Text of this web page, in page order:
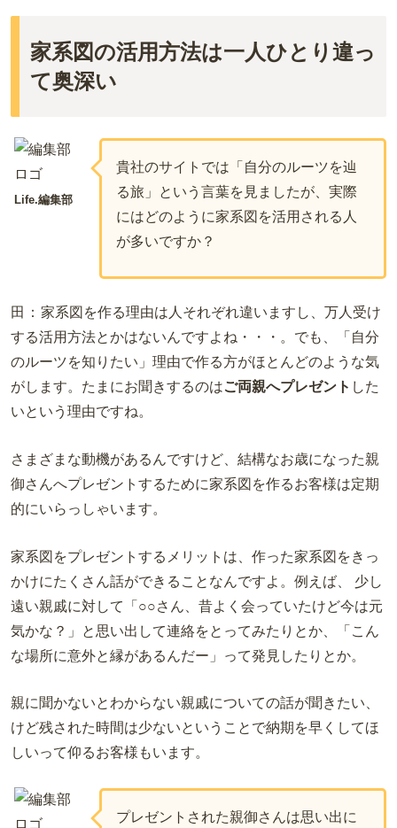
家系図の活用方法は一人ひとり違っ
て奥深い
Life.編集部
貴社のサイトでは「自分のルーツを辿
る旅」という言葉を見ましたが、実際
にはどのように家系図を活用される人
が多いですか？
田： 家系図を作る理由は人それぞれ違いますし、万人受け
する活用方法とかはないんですよね・・・。でも、「自分
のルーツを知りたい」理由で作る方がほとんどのような気
がします。たまにお聞きするのはご両親へプレゼント した
いという理由ですね。
さまざまな動機があるんですけど、結構なお歳になった親
御さんへプレゼントするために家系図を作るお客様は定期
的にいらっしゃいます。
家系図をプレゼントするメリットは、作った家系図をきっ
かけにたくさん話ができることなんですよ。例えば、 少し
遠い親戚に対して「 ○○さん、昔よく会っていたけど今は元
気かな？」と思い出して連絡をとってみたりとか、「こん
な場所に意外と縁があるんだー」って発見したりとか。
親に聞かないとわからない親戚についての話が聞きたい、
けど残された時間は少ないということで納期を早くしてほ
しいって仰るお客様もいます。
プレゼントされた親御さんは思い出に